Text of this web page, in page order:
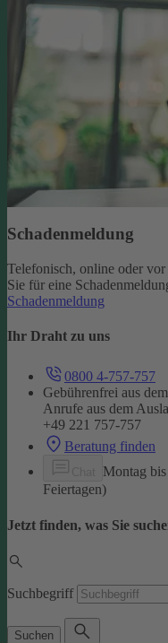
Schadenmeldung
Telefonisch, online oder
Sie für eine
Schadenmeldung
Ihr Draht zu uns
0800 4-757-757
Gebührenfrei aus
Anrufe aus dem
+49 221 757-757
Beratung finden
Montag
Feiertagen)
Jetzt finden, was Sie
Suchbegriff
Suchen